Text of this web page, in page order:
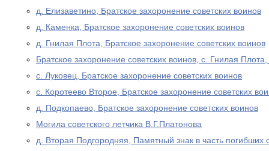
д. Елизаветино, Братское захоронение советских воинов
д. Каменка, Братское захоронение советских воинов
д. Гнилая Плота, Братское захоронение советских воинов
Братское захоронение советских воинов, с. Гнилая
с. Луковец, Братское захоронение советских воинов
с. Коротеево Второе, Братское захоронение советских
д. Подкопаево, Братское захоронение советских воинов
Могила советского летчика В.Г.Платонова
д. Вторая Подгородняя, Памятный знак в часть погибших